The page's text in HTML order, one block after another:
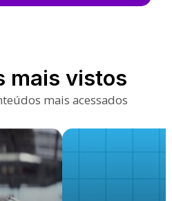
mais vistos
mais acessados